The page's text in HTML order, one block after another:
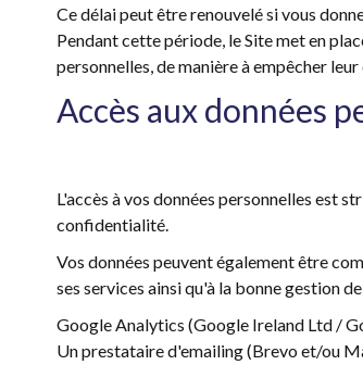
Ce délai peut être renouvelé si vous
Pendant cette période, le Site met en
personnelles, de manière à empêcher
Accès aux données
L'accès à vos données personnelles est
confidentialité.
Vos données peuvent également être
ses services ainsi qu'à la bonne gestion
Google Analytics (Google Ireland Ltd /
Un prestataire d'emailing (Brevo et/ou